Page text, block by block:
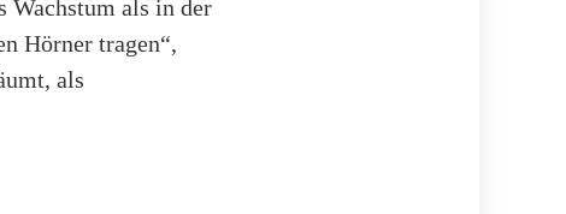
Wachstum als in der
Hörner tragen“,
als